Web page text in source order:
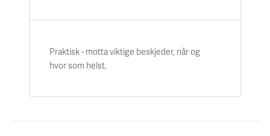
Praktisk - motta viktige beskjeder, når og
hvor som helst.